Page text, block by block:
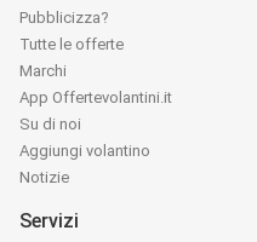
Pubblicizza?
Tutte le offerte
Marchi
App Offertevolantini.it
Su di noi
Aggiungi volantino
Notizie
Servizi